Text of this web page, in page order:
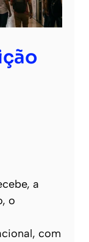
a
o
com